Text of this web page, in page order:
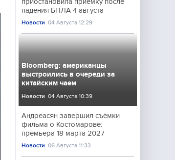
падения БПЛА 4 августа
Новости 04 Августа 12:29
Bloomberg: американцы
выстроились в очереди за
китайским чаем
Новости 04 Августа 10:39
Андреасян завершил съёмки
фильма о Костомарове:
премьера 18 марта 2027
Новости 06 Августа 11:33